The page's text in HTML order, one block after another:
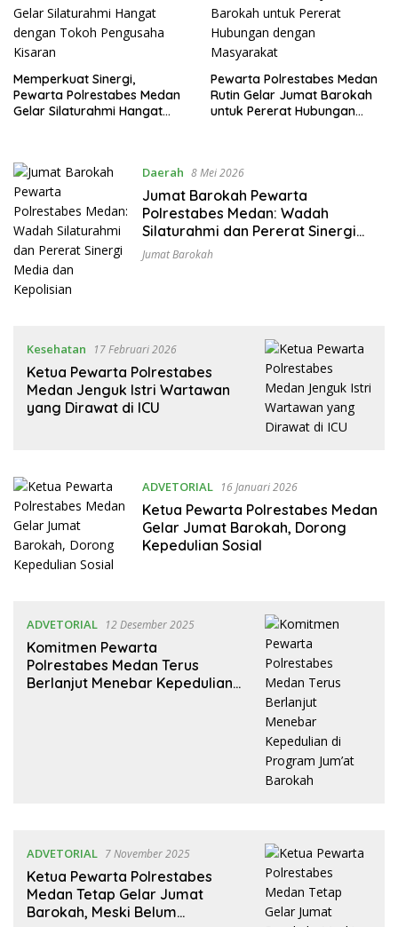
Memperkuat Sinergi,
Pewarta Polrestabes Medan
Gelar Silaturahmi Hangat
Pewarta Polrestabes Medan
Rutin Gelar Jumat Barokah
untuk Pererat Hubungan
Daerah 8 Mei 2026
Jumat Barokah Pewarta
Polrestabes Medan: Wadah
Silaturahmi dan Pererat Sinergi
Media dan Kepolisian
Jumat Barokah
Kesehatan 17 Februari 2026
Ketua Pewarta Polrestabes
Medan Jenguk Istri Wartawan
yang Dirawat di ICU
ADVETORIAL 16 Januari 2026
Ketua Pewarta Polrestabes Medan
Gelar Jumat Barokah, Dorong
Kepedulian Sosial
ADVETORIAL 12 Desember 2025
Komitmen Pewarta
Polrestabes Medan Terus
Berlanjut Menebar Kepedulian
ADVETORIAL 7 November 2025
Ketua Pewarta Polrestabes
Medan Tetap Gelar Jumat
Barokah, Meski Belum